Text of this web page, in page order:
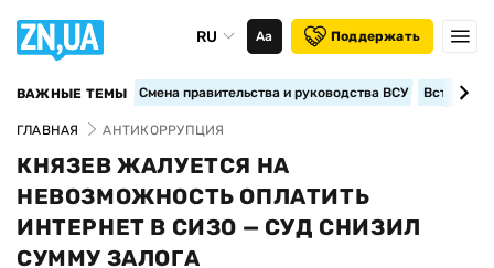
RU Аа Поддержать
ВАЖНЫЕ ТЕМЫ Смена правительства и руководства ВСУ
ГЛАВНАЯ АНТИКОРРУПЦИЯ
КНЯЗЕВ ЖАЛУЕТСЯ НА
НЕВОЗМОЖНОСТЬ ОПЛАТИТЬ
ИНТЕРНЕТ В СИЗО — СУД СНИЗИЛ
СУММУ ЗАЛОГА